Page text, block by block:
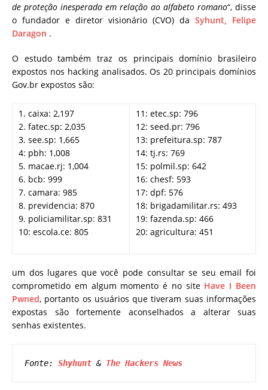
de proteção inesperada em relação ao alfabeto romano“, disse
o fundador e diretor visionário (CVO) da Syhunt, Felipe
Daragon .
O estudo também traz os principais domínio brasileiro
expostos nos hacking analisados. Os 20 principais domínios
Gov.br expostos são:
1. caixa: 2,197
2. fatec.sp: 2,035
3. see.sp: 1,665
4: pbh: 1,008
5. macae.rj: 1,004
6. bcb: 999
7. camara: 985
8. previdencia: 870
9. policiamilitar.sp: 831
10: escola.ce: 805
11: etec.sp: 796
12: seed.pr: 796
13: prefeitura.sp: 787
14: tj.rs: 769
15: polmil.sp: 642
16: chesf: 593
17: dpf: 576
18: brigadamilitar.rs: 493
19: fazenda.sp: 466
20: agricultura: 451
um dos lugares que você pode consultar se seu email foi
comprometido em algum momento é no site Have I Been
Pwned, portanto os usuários que tiveram suas informações
expostas são fortemente aconselhados a alterar suas
senhas existentes.
Fonte: Shyhunt & The Hackers News